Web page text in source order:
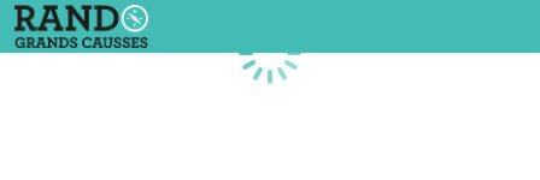
Chargement